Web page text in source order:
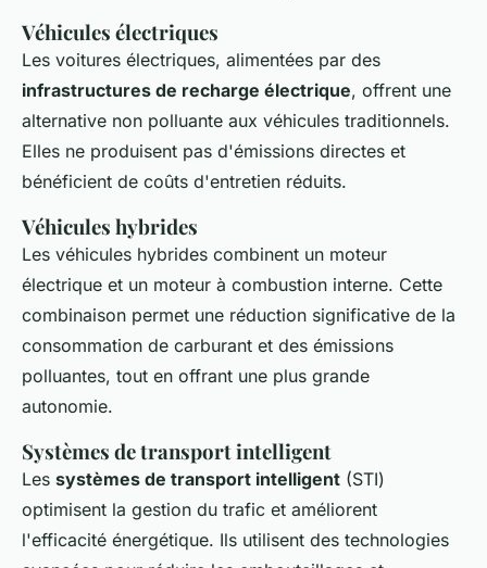
Véhicules électriques
Les voitures électriques, alimentées par des
infrastructures de recharge électrique, offrent une
alternative non polluante aux véhicules traditionnels.
Elles ne produisent pas d'émissions directes et
bénéficient de coûts d'entretien réduits.
Véhicules hybrides
Les véhicules hybrides combinent un moteur
électrique et un moteur à combustion interne. Cette
combinaison permet une réduction significative de la
consommation de carburant et des émissions
polluantes, tout en offrant une plus grande
autonomie.
Systèmes de transport intelligent
Les systèmes de transport intelligent (STI)
optimisent la gestion du trafic et améliorent
l'efficacité énergétique. Ils utilisent des technologies